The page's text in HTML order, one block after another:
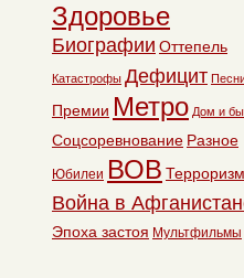
Здоровье
Биографии Оттепель
Катастрофы Дефицит
Премии Метро Дом и
Соцсоревнование Разное
Юбилеи ВОВ Терроризм
Война в
Эпоха застоя Мультфильмы